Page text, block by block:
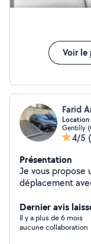
concurrence
personnalisons
attentes sont
N'attendez plus
des aujourd'hui
Voir le
Farid
Gentilly
4/5
Présentation
Je vous propose
déplacement
Dernier avis
Il y a plus de 6 mois
aucune collaboration